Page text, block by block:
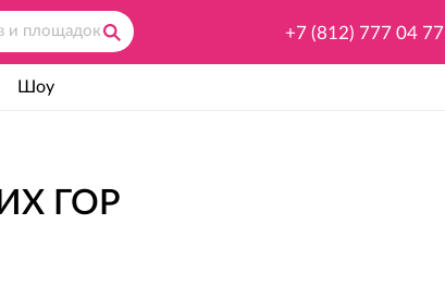
+7 (812) 777 04 77
Шоу
ГОР